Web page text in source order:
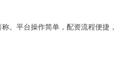
。平台操作简单，配资流程便捷，